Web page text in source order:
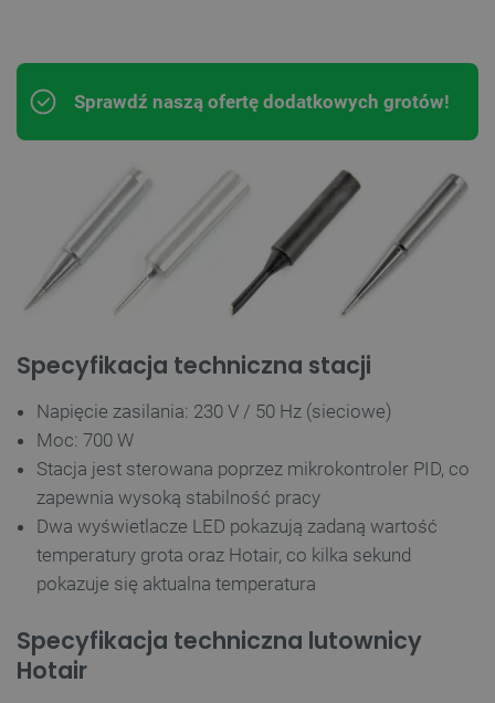
Sprawdź naszą ofertę dodatkowych grotów!
Specyfikacja techniczna stacji
Napięcie zasilania: 230 V / 50 Hz (sieciowe)
Moc: 700 W
Stacja jest sterowana poprzez mikrokontroler PID, co
zapewnia wysoką stabilność pracy
Dwa wyświetlacze LED pokazują zadaną wartość
temperatury grota oraz Hotair, co kilka sekund
pokazuje się aktualna temperatura
Specyfikacja techniczna lutownicy
Hotair